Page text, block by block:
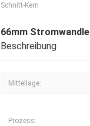
Schnitt-Kern
66mm
Beschreibung
Mittellage:
Prozess: